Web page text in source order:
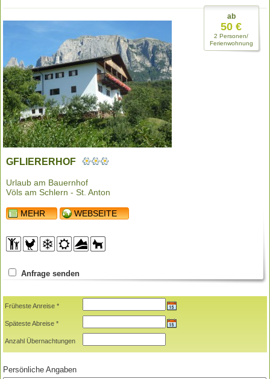
GFLIERERHOF
Urlaub am Bauernhof
Völs am Schlern - St. Anton
MEHR WEBSEITE
Anfrage senden
ab
50 €
2 Personen/
Ferienwohnung
Früheste Anreise *
Späteste Abreise *
Anzahl Übernachtungen
Persönliche Angaben